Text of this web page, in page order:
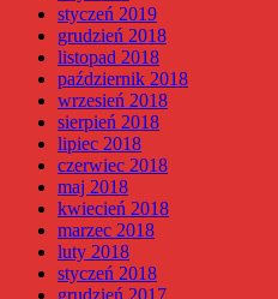
styczeń 2019
grudzień 2018
listopad 2018
październik 2018
wrzesień 2018
sierpień 2018
lipiec 2018
czerwiec 2018
maj 2018
kwiecień 2018
marzec 2018
luty 2018
styczeń 2018